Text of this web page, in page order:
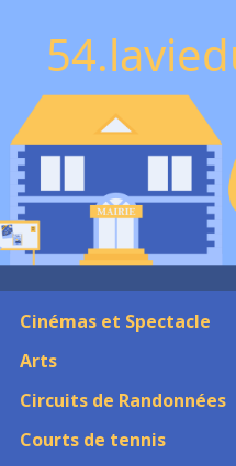
Cinémas et Spectacle
Arts
Circuits de Randonnées
Courts de tennis